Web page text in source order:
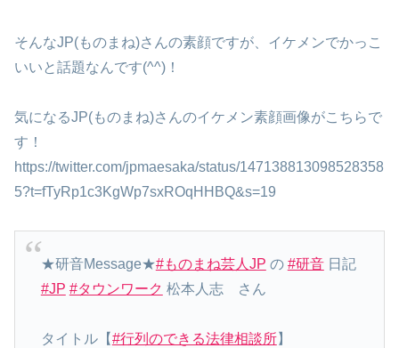
そんなJP(ものまね)さんの素顔ですが、イケメンでかっこ
いいと話題なんです(^^)！
気になるJP(ものまね)さんのイケメン素顔画像がこちらで
す！
https://twitter.com/jpmaesaka/status/147138813098528358
5?t=fTyRp1c3KgWp7sxROqHHBQ&s=19
★研音Message★#ものまね芸人JP の #研音日記
#JP #タウンワーク 松本人志 さん
タイトル【#行列のできる法律相談所】